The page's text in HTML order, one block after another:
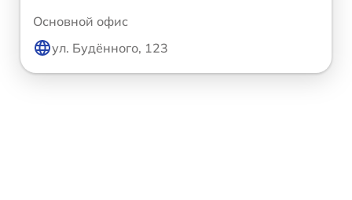
Основной офис
ул. Будённого, 123